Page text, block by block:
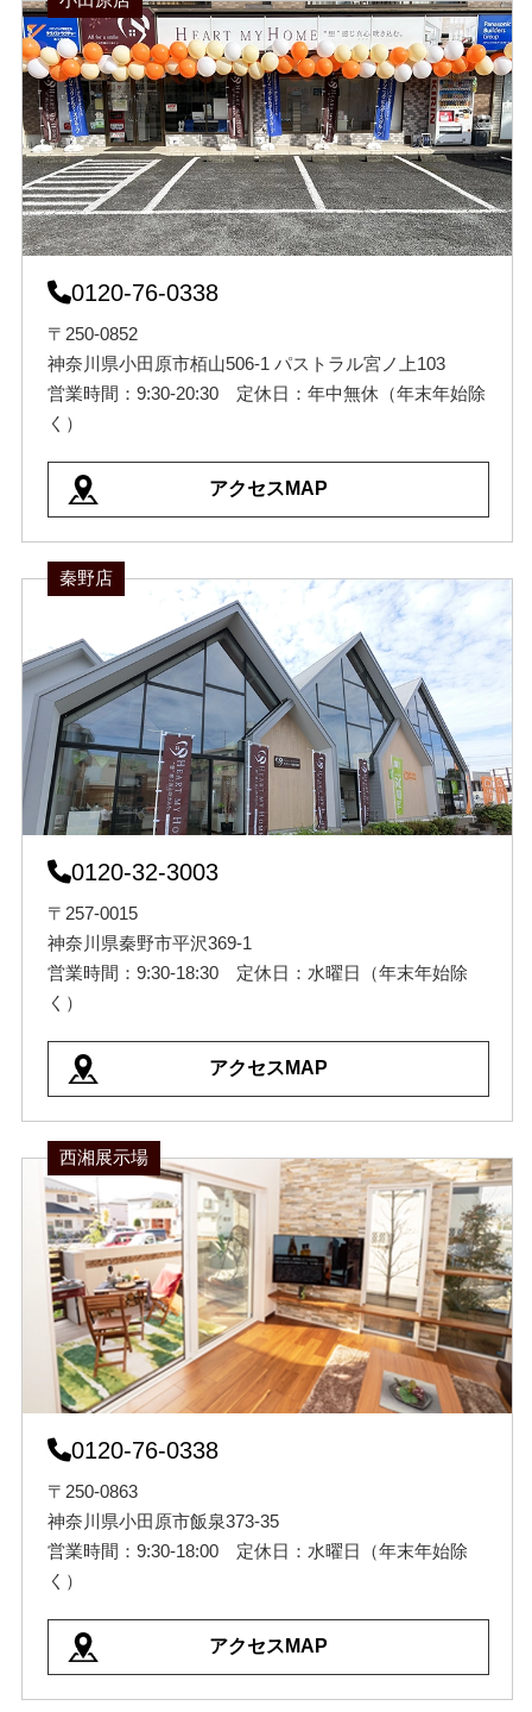
0120-76-0338
〒250-0852
神奈川県小田原市栢山506-1 パストラル宮ノ上103
営業時間：9:30-20:30 定休日：年中無休（年末年始除
く）
アクセスMAP
秦野店
0120-32-3003
〒257-0015
神奈川県秦野市平沢369-1
営業時間：9:30-18:30 定休日：水曜日（年末年始除
く）
アクセスMAP
西湘展示場
0120-76-0338
〒250-0863
神奈川県小田原市飯泉373-35
営業時間：9:30-18:00 定休日：水曜日（年末年始除
く）
アクセスMAP